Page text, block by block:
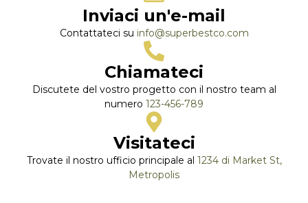
Inviaci un'e-mail
Contattateci su info@superbestco.com
Chiamateci
Discutete del vostro progetto con il nostro team al
numero 123-456-789
Visitateci
Trovate il nostro ufficio principale al 1234 di Market St,
Metropolis